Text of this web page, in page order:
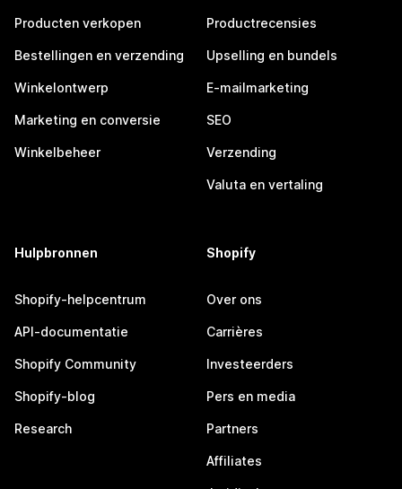
Producten verkopen
Bestellingen en verzending
Winkelontwerp
Marketing en conversie
Winkelbeheer
Productrecensies
Upselling en bundels
E-mailmarketing
SEO
Verzending
Valuta en vertaling
Hulpbronnen
Shopify-helpcentrum
API-documentatie
Shopify Community
Shopify-blog
Research
Shopify
Over ons
Carrières
Investeerders
Pers en media
Partners
Affiliates